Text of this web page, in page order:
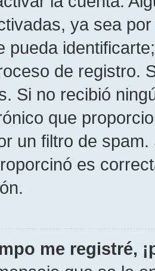
ya sea
pueda
de registro.
Si no recibió
que
un filtro de
es
me registré,